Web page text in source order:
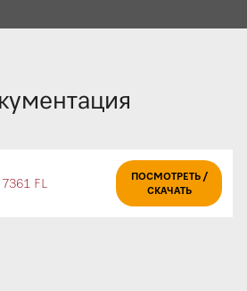
FL
ПОСМОТРЕТЬ /
СКАЧАТЬ